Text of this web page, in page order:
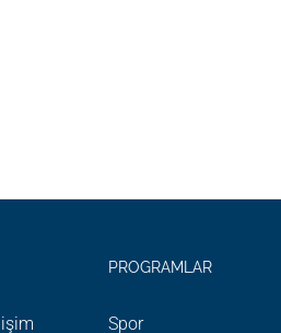
PROGRAMLAR
Spor